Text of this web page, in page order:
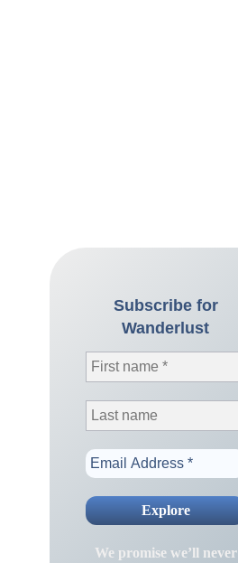
Subscribe for
Wanderlust
We promise we’ll never